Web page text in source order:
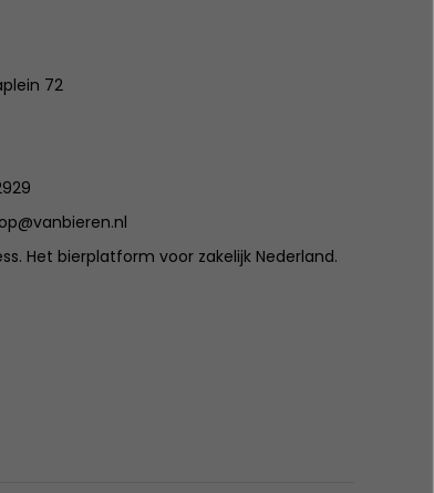
72
Het bierplatform voor zakelijk Nederland.